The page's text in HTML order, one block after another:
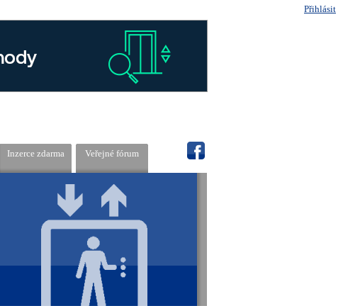
Přihlásit
Inzerce zdarma Veřejné fórum